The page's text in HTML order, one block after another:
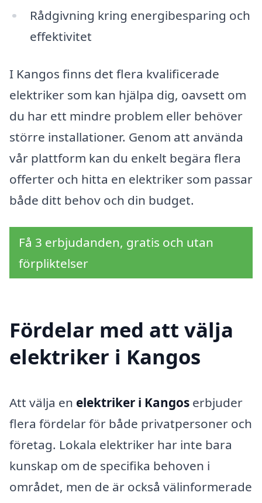
Rådgivning kring energibesparing och
effektivitet
I Kangos finns det flera kvalificerade
elektriker som kan hjälpa dig, oavsett om
du har ett mindre problem eller behöver
större installationer. Genom att använda
vår plattform kan du enkelt begära flera
offerter och hitta en elektriker som passar
både ditt behov och din budget.
Få 3 erbjudanden, gratis och utan
förpliktelser
Fördelar med att välja
elektriker i Kangos
Att välja en elektriker i Kangos erbjuder
flera fördelar för både privatpersoner och
företag. Lokala elektriker har inte bara
kunskap om de specifika behoven i
området, men de är också välinformerade